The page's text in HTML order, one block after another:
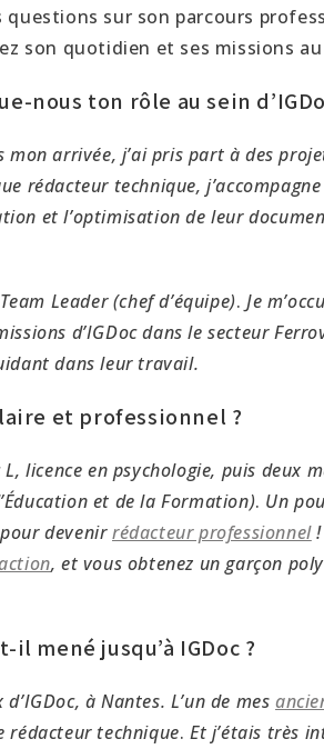
questions sur son parcours
son quotidien et ses missions au
nous ton rôle au sein
mon arrivée, j’ai pris part à des
rédacteur technique,
et l’optimisation de leur
Leader (chef d’équipe).Je
d’IGDoc dans le secteur
dans leur travail.
et professionnel ?
licence en psychologie, puis deux
et de la Formation). Un
devenirrédacteur professionnel!
, et vous obtenez un garçon
il mené jusqu’à IGDoc ?
à Nantes. L’un de mes
technique. Et j’étais très